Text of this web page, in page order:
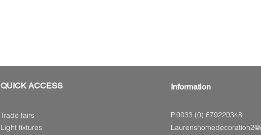
QUICK ACCESS
Trade fairs
Light fixtures
Information
P.0033 (0) 679220348